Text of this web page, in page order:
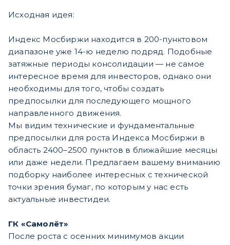
Исходная идея:
Индекс Мосбиржи находится в 200-пунктовом
диапазоне уже 14-ю неделю подряд. Подобные
затяжные периоды консолидации — не самое
интересное время для инвесторов, однако они
необходимы для того, чтобы создать
предпосылки для последующего мощного
направленного движения.
Мы видим технические и фундаментальные
предпосылки для роста Индекса Мосбиржи в
область 2400–2500 пунктов в ближайшие месяцы
или даже недели. Предлагаем вашему вниманию
подборку наиболее интересных с технической
точки зрения бумаг, по которым у нас есть
актуальные инвестидеи.
ГК «Самолёт»
После роста с осенних минимумов акции